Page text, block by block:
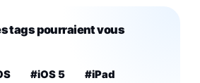
tags pourraient vous
#iOS 5 #iPad